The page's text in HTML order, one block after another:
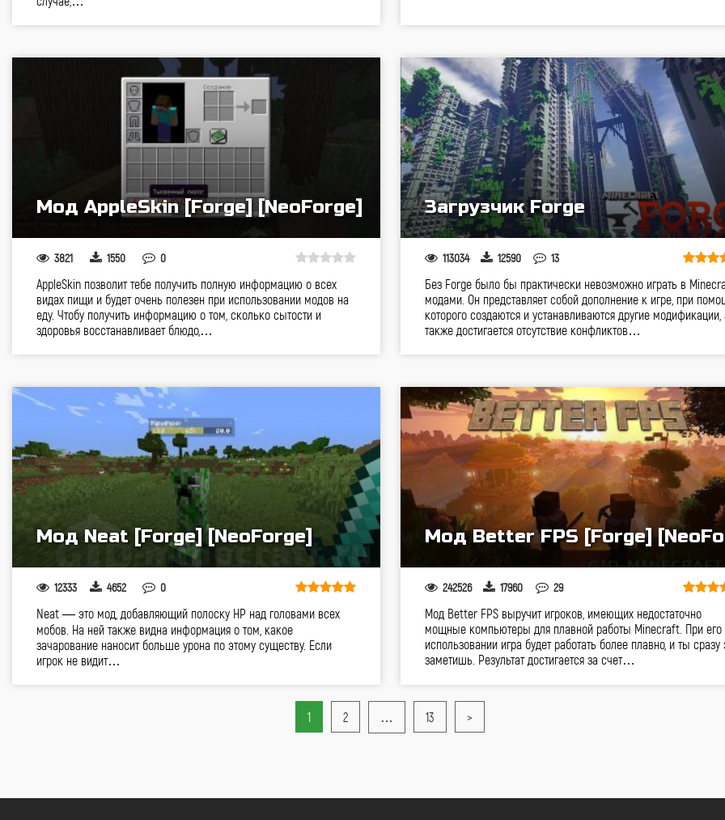
Мод AppleSkin [Forge] [NeoForge]
3821 1550 0
AppleSkin позволит тебе получить полную информацию о всех
видах пищи и будет очень полезен при использовании модов на
еду. Чтобу получить информацию о том, сколько сытости и
здоровья восстанавливает блюдо,…
Загрузчик Forge
113034 12590 13
Без Forge было бы практически невозможно играть в
модами. Он представляет собой дополнение к игре, при
которого создаются и устанавливаются другие модификации,
также достигается отсутствие конфликтов…
Мод Neat [Forge] [NeoForge]
12333 4652 0
Neat — это мод, добавляющий полоску HP над головами всех
мобов. На ней также видна информация о том, какое
зачарование наносит больше урона по этому существу. Если
игрок не видит…
Мод Better FPS [Forge]
242526 17960 29
Мод Better FPS выручит игроков, имеющих недостаточно
мощные компьютеры для плавной работы Minecraft. При его
использовании игра будет работать более плавно, и ты сразу
заметишь. Результат достигается за счет…
1 2 … 13 >